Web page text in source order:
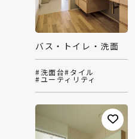
バス・トイレ・洗面
#洗面台#タイル
#ユーティリティ